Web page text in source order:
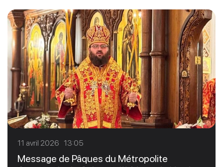
11 avril 2026 13:05
Message de Pâques du Métropolite